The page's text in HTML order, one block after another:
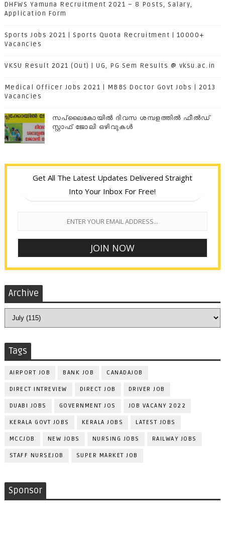
DHFWS Yamuna Recruitment 2021 – 8 Posts, Salary,
Application Form
Sports Jobs 2021 | Sports Quota Recruitment | 10000+
Vacancies
VKSU Result 2021 (Out) | UG, PG Sem Results @ vksu.ac.in
Medical Officer Jobs 2021 | MBBS Doctor Govt Jobs | 2013
Vacancies
സപ്ലൈകോയില്‍ ദിവസ ശമ്പളത്തിൽ ഫീല്‍ഡ്
സ്റ്റാഫ് ജോലി ഒഴിവുകൾ
Get All The Latest Updates Delivered Straight
Into Your Inbox For Free!
Archive
Tags
AIRPORT JOB BANK JOB CANADAJOB
DIRECT INTREVIEW DIRECT JOB DRIVER JOB
DUABI JOBS GOVERNMENT JOS JOB VACANY 2022
KERALA GOVT JOBS KERALA JOBS LATEST JOBS
MCCJOB NEW JOBS NURSING JOBS RAILWAY JOBS
STAFF NURSEJOB SUPER MARKET JOB
Sponsor